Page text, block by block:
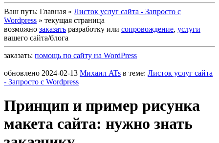
Ваш путь: Главная » Листок услуг сайта - Запросто с
Wordpress » текущая страница
возможно заказать разработку или сопровождение, услуги
вашего сайта/блога
заказать: помощь по сайту на WordPress
обновлено 2024-02-13 Михаил ATs в теме: Листок услуг сайта
- Запросто с Wordpress
Принцип и пример рисунка
макета сайта: нужно знать